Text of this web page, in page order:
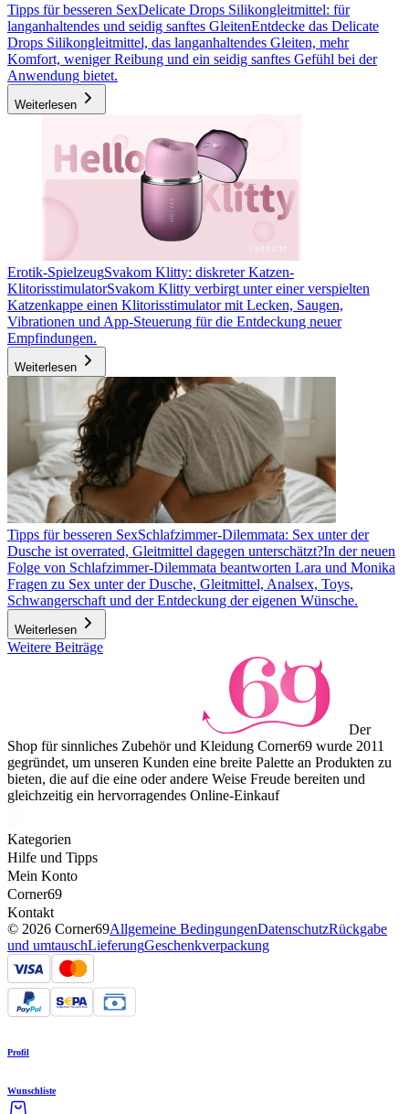
Tipps für besseren SexDelicate Drops Silikongleitmittel: für
langanhaltendes und seidig sanftes GleitenEntdecke das Delicate
Drops Silikongleitmittel, das langanhaltendes Gleiten, mehr
Komfort, weniger Reibung und ein seidig sanftes Gefühl bei der
Anwendung bietet.
Weiterlesen
Erotik-SpielzeugSvakom Klitty: diskreter Katzen-
KlitorisstimulatorSvakom Klitty verbirgt unter einer verspielten
Katzenkappe einen Klitorisstimulator mit Lecken, Saugen,
Vibrationen und App-Steuerung für die Entdeckung neuer
Empfindungen.
Weiterlesen
Tipps für besseren SexSchlafzimmer-Dilemmata: Sex unter der
Dusche ist overrated, Gleitmittel dagegen unterschätzt?In der neuen
Folge von Schlafzimmer-Dilemmata beantworten Lara und Monika
Fragen zu Sex unter der Dusche, Gleitmittel, Analsex, Toys,
Schwangerschaft und der Entdeckung der eigenen Wünsche.
Weiterlesen
Weitere Beiträge
Der
Shop für sinnliches Zubehör und Kleidung Corner69 wurde 2011
gegründet, um unseren Kunden eine breite Palette an Produkten zu
bieten, die auf die eine oder andere Weise Freude bereiten und
gleichzeitig ein hervorragendes Online-Einkauf
Kategorien
Hilfe und Tipps
Mein Konto
Corner69
Kontakt
© 2026 Corner69Allgemeine BedingungenDatenschutzRückgabe
und umtauschLieferungGeschenkverpackung
Profil
Wunschliste